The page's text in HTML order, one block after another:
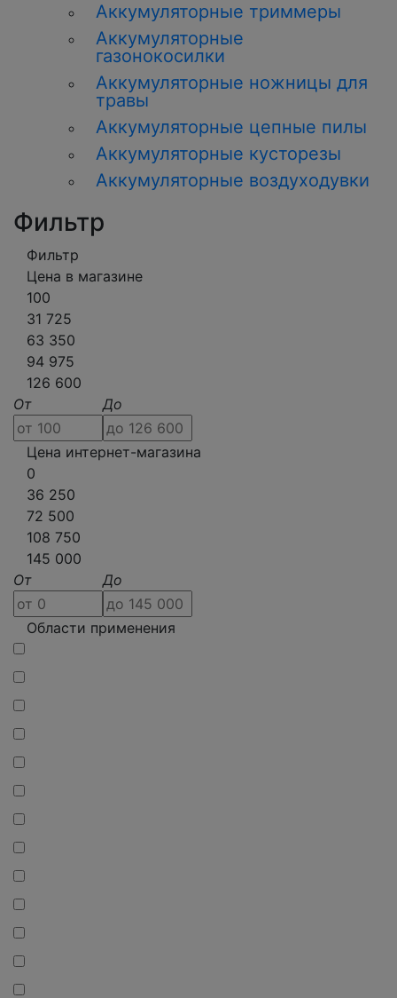
Аккумуляторные триммеры
Аккумуляторные
газонокосилки
Аккумуляторные ножницы для
травы
Аккумуляторные цепные пилы
Аккумуляторные кусторезы
Аккумуляторные воздуходувки
Фильтр
Фильтр
Цена в магазине
100
31 725
63 350
94 975
126 600
От
До
Цена интернет-магазина
0
36 250
72 500
108 750
145 000
От
До
Области применения